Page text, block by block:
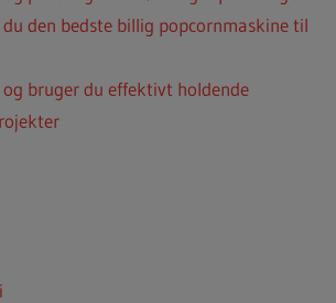
den bedste billig popcornmaskine til
bruger du effektivt holdende